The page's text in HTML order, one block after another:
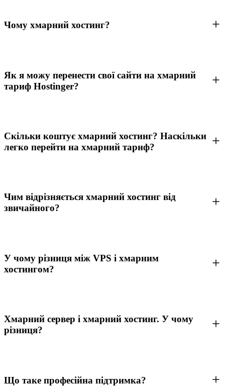
Чому хмарний хостинг?
Як я можу перенести свої сайти на хмарний
тариф Hostinger?
Скільки коштує хмарний хостинг? Наскільки
легко перейти на хмарний тариф?
Чим відрізняється хмарний хостинг від
звичайного?
У чому різниця між VPS і хмарним
хостингом?
Хмарний сервер і хмарний хостинг. У чому
різниця?
Що таке професійна підтримка?